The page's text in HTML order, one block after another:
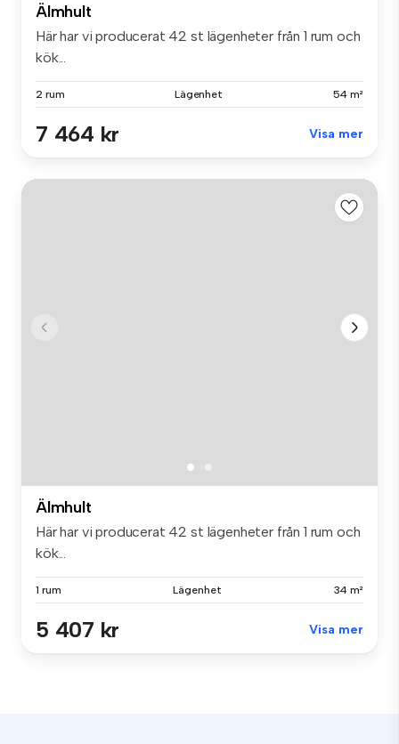
Älmhult
Här har vi producerat 42 st lägenheter från 1 rum och
kök...
2 rum Lägenhet 54 m²
7 464 kr Visa mer
Älmhult
Här har vi producerat 42 st lägenheter från 1 rum och
kök...
1 rum Lägenhet 34 m²
5 407 kr Visa mer